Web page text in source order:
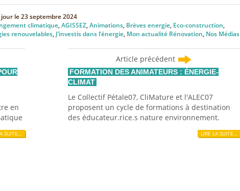
le23 septembre 2024
climatique,AGISSEZ,Animations, Brèves energie, Eco-construction,
renouvelables, J’investis dans l’énergie, Mon actualité Rénovation, Nos Médias
en
SUITE…
Article précédent
FORMATION DES ANIMATEURS : ÉNERGIE-
CLIMAT
Le Collectif Pétale07, CliMature et l'ALEC07
proposent un cycle de formations à destination
des éducateur.rice.s nature environnement.
LIRE LA SUITE…